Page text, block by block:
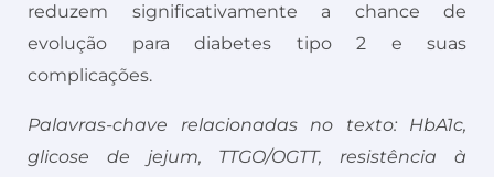
reduzem significativamente a chance de
evolução para diabetes tipo 2 e suas
complicações.
Palavras-chave relacionadas no texto: HbA1c,
glicose de jejum, TTGO/OGTT, resistência à